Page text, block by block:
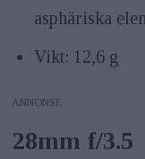
asphäriska
Vikt: 12,6 g
ANNONS
28mm f/3.5